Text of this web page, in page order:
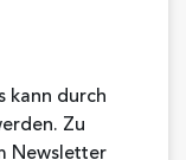
kann durch
Zu
Newsletter